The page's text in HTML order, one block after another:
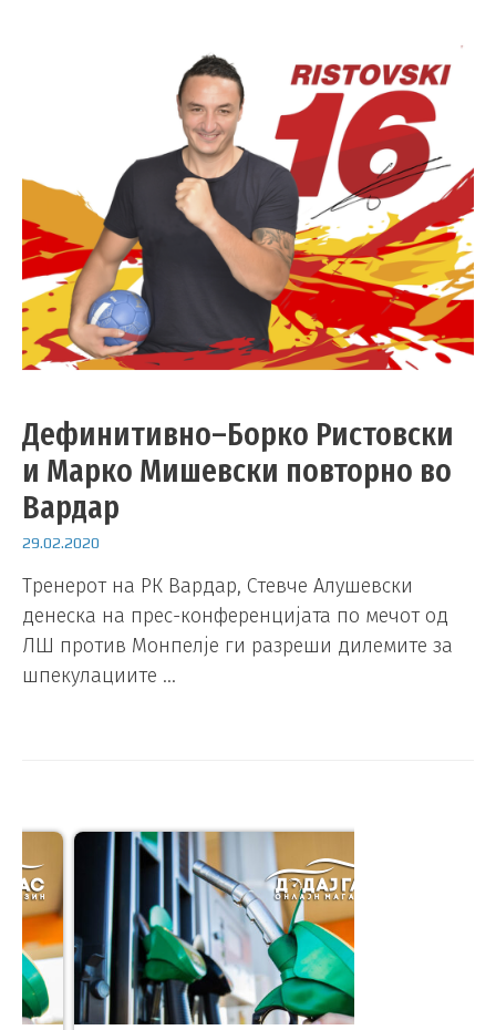
Дефинитивно–Борко Ристовски
и Марко Мишевски повторно во
Вардар
29.02.2020
Тренерот на РК Вардар, Стевче Алушевски
денеска на прес-конференцијата по мечот од
ЛШ против Монпелје ги разреши дилемите за
шпекулациите …